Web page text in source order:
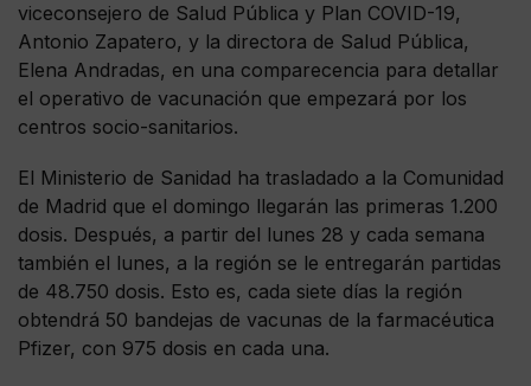
viceconsejero de Salud Pública y Plan COVID-19,
Antonio Zapatero, y la directora de Salud Pública,
Elena Andradas, en una comparecencia para detallar
el operativo de vacunación que empezará por los
centros socio-sanitarios.
El Ministerio de Sanidad ha trasladado a la Comunidad
de Madrid que el domingo llegarán las primeras 1.200
dosis. Después, a partir del lunes 28 y cada semana
también el lunes, a la región se le entregarán partidas
de 48.750 dosis. Esto es, cada siete días la región
obtendrá 50 bandejas de vacunas de la farmacéutica
Pfizer, con 975 dosis en cada una.